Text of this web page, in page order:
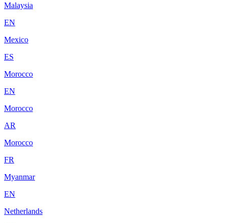
Malaysia
EN
Mexico
ES
Morocco
EN
Morocco
AR
Morocco
FR
Myanmar
EN
Netherlands